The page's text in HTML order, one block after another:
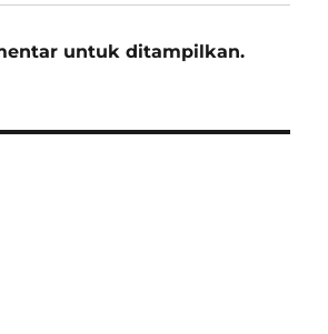
untuk ditampilkan.